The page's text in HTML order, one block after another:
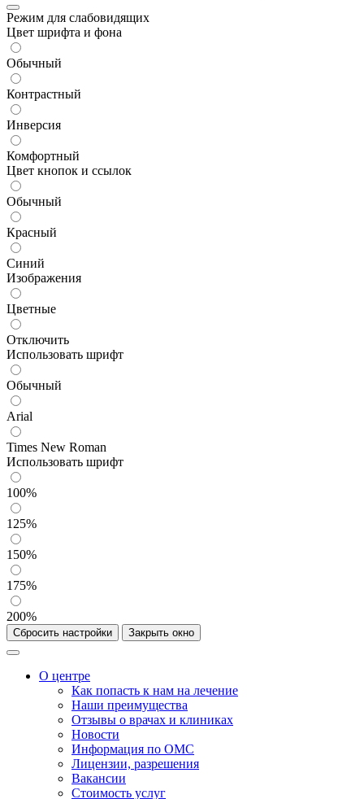
Режим для слабовидящих
Цвет шрифта и фона
Обычный
Контрастный
Инверсия
Комфортный
Цвет кнопок и ссылок
Обычный
Красный
Синий
Изображения
Цветные
Отключить
Использовать шрифт
Обычный
Arial
Times New Roman
Использовать шрифт
100%
125%
150%
175%
200%
Сбросить настройки Закрыть окно
О центре
Как попасть к нам на лечение
Наши преимущества
Отзывы о врачах и клиниках
Новости
Информация по ОМС
Лицензии, разрешения
Вакансии
Стоимость услуг